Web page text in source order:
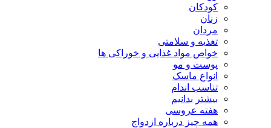
کودکان
زنان
مردان
تغذیه و سلامتی
خواص مواد غذایی و خوراکی ها
پوست و مو
انواع ماسک
تناسب اندام
بیشتر بدانیم
هفته عروسی
همه چیز درباره ازدواج